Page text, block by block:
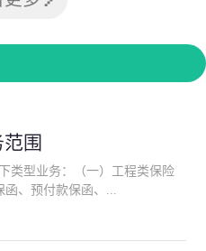
围
类型业务：（一）工程类保险
函、预付款保函、...